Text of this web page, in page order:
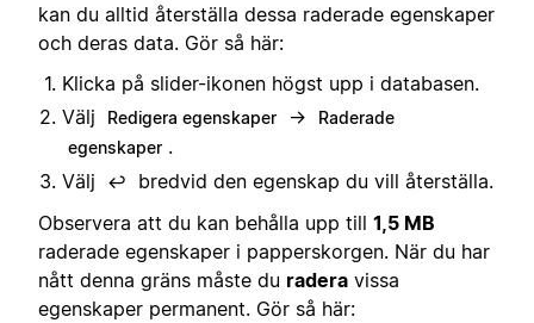
kan du alltid återställa dessa raderade egenskaper
och deras data. Gör så här:
Klicka på slider-ikonen högst upp i databasen.
Välj
Redigera egenskaper →
Raderade
egenskaper .
Välj
↩️
bredvid den egenskap du vill återställa.
Observera att du kan behålla upp till 1,5 MB
raderade egenskaper i papperskorgen. När du har
nått denna gräns måste du radera vissa
egenskaper permanent. Gör så här: